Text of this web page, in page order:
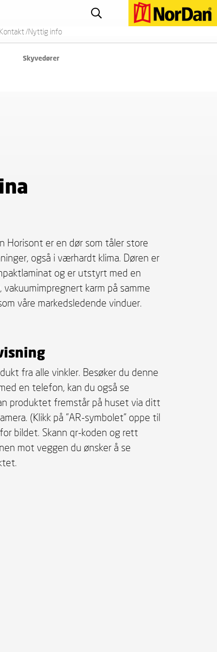
Skyvedører
Kontakt /Nyttig info
Horisont er en dør som tåler store
også i værhardt klima. Døren er
og er utstyrt med en
vakuumimpregnert karm på samme
våre markedsledende vinduer.
fra alle vinkler. Besøker du denne
en telefon, kan du også se
produktet fremstår på huset via ditt
(Klikk på "AR-symbolet" oppe til
bildet. Skann qr-koden og rett
mot veggen du ønsker å se